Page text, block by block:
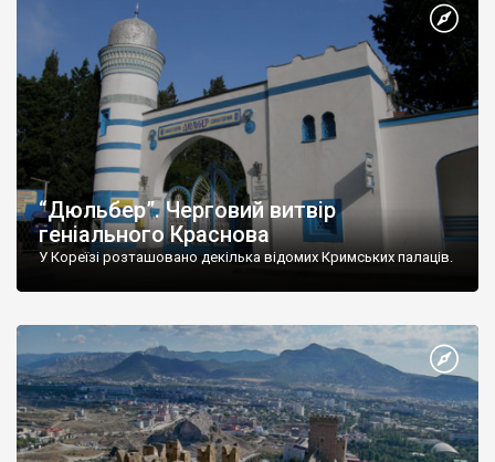
“Дюльбер”. Черговий витвір
геніального Краснова
У Кореїзі розташовано декілька відомих Кримських палаців.